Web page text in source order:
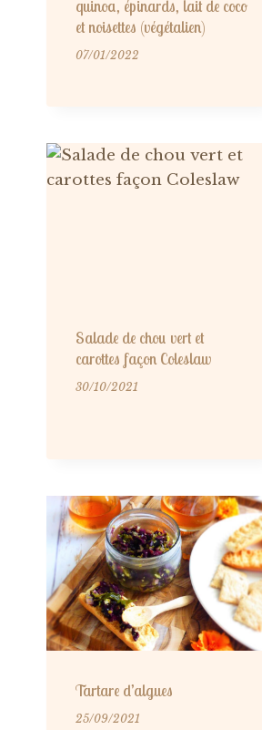
quinoa, épinards, lait de coco
et noisettes (végétalien)
07/01/2022
Salade de chou vert et
carottes façon Coleslaw
30/10/2021
Tartare d’algues
25/09/2021